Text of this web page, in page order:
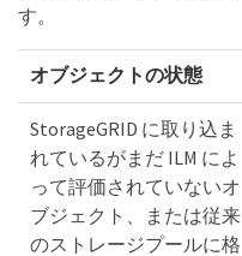
す。
オブジェクトの状態
StorageGRID に取り込ま
れているがまだ ILM によ
って評価されていないオ
ブジェクト、または従来
のストレージプールに格